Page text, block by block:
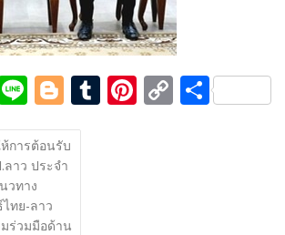
Li
n
e
Bl
o
g
g
T Pi C S
การต้อนรับ
ลาว ประจำ
วทาง
ทย-ลาว
ร่วมมือด้าน